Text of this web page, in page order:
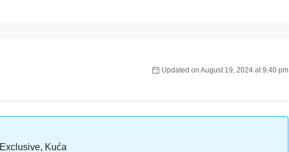
Updated on August 19, 2024 at 9:40 pm
Exclusive, Kuća